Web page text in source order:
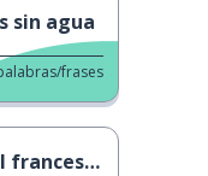
sin agua
frases